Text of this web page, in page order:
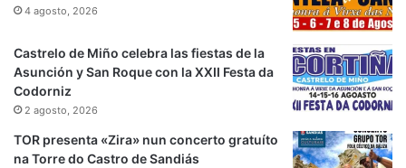
4 agosto, 2026
Castrelo de Miño celebra las fiestas de la
Asunción y San Roque con la XXII Festa da
Codorniz
2 agosto, 2026
TOR presenta «Zira» nun concerto gratuíto
na Torre do Castro de Sandiás